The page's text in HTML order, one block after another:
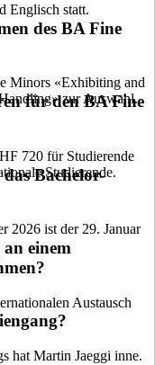
Englisch statt.
des BA Fine
Minors «Exhibiting and
zur Auswahl.
für den BA Fine
720 für Studierende
Studierende.
Bachelor-
2026 ist der 29. Januar
einem
Austausch
hat Martin Jaeggi inne.